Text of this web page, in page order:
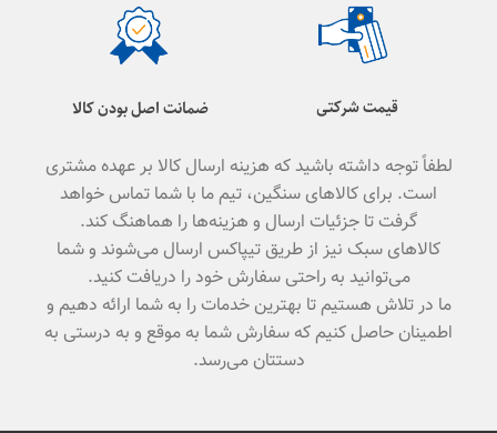
قیمت شرکتی ضمانت اصل بودن کالا
لطفاً توجه داشته باشید که هزینه ارسال کالا بر عهده مشتری
است. برای کالاهای سنگین، تیم ما با شما تماس خواهد
گرفت تا جزئیات ارسال و هزینه‌ها را هماهنگ کند.
کالاهای سبک نیز از طریق تیپاکس ارسال می‌شوند و شما
می‌توانید به راحتی سفارش خود را دریافت کنید.
ما در تلاش هستیم تا بهترین خدمات را به شما ارائه دهیم و
اطمینان حاصل کنیم که سفارش شما به موقع و به درستی به
دستتان می‌رسد.